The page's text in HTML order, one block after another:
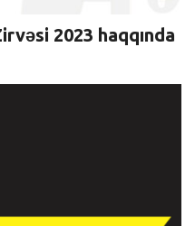
2023 haqqında